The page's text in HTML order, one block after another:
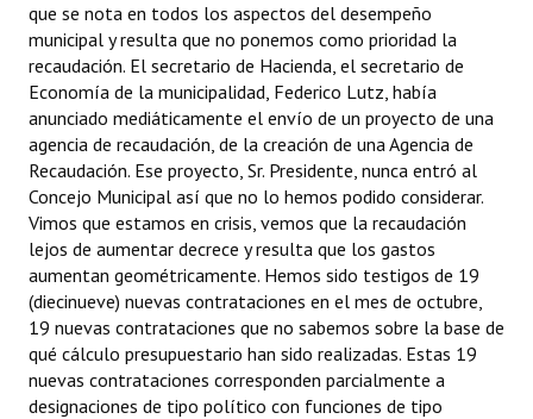
que se nota en todos los aspectos del desempeño
municipal y resulta que no ponemos como prioridad la
recaudación. El secretario de Hacienda, el secretario de
Economía de la municipalidad, Federico Lutz, había
anunciado mediáticamente el envío de un proyecto de una
agencia de recaudación, de la creación de una Agencia de
Recaudación. Ese proyecto, Sr. Presidente, nunca entró al
Concejo Municipal así que no lo hemos podido considerar.
Vimos que estamos en crisis, vemos que la recaudación
lejos de aumentar decrece y resulta que los gastos
aumentan geométricamente. Hemos sido testigos de 19
(diecinueve) nuevas contrataciones en el mes de octubre,
19 nuevas contrataciones que no sabemos sobre la base de
qué cálculo presupuestario han sido realizadas. Estas 19
nuevas contrataciones corresponden parcialmente a
designaciones de tipo político con funciones de tipo